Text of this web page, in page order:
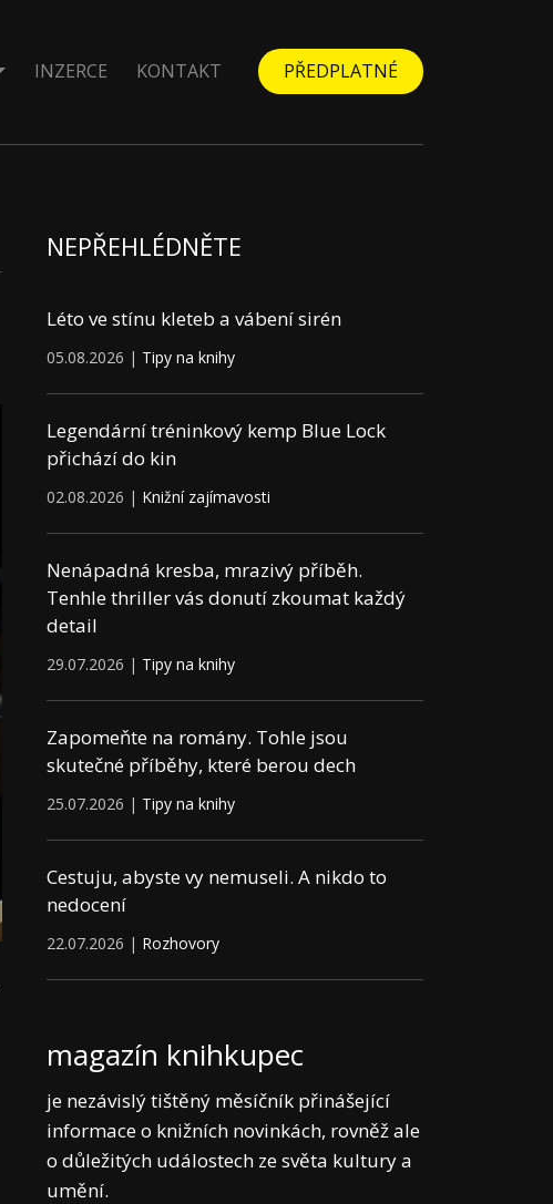
INZERCE KONTAKT PŘEDPLATNÉ
NEPŘEHLÉDNĚTE
Léto ve stínu kleteb a vábení sirén
05.08.2026 | Tipy na knihy
Legendární tréninkový kemp Blue Lock
přichází do kin
02.08.2026 | Knižní zajímavosti
Nenápadná kresba, mrazivý příběh.
Tenhle thriller vás donutí zkoumat každý
detail
29.07.2026 | Tipy na knihy
Zapomeňte na romány. Tohle jsou
skutečné příběhy, které berou dech
25.07.2026 | Tipy na knihy
Cestuju, abyste vy nemuseli. A nikdo to
nedocení
22.07.2026 | Rozhovory
magazín knihkupec
je nezávislý tištěný měsíčník přinášející
informace o knižních novinkách, rovněž ale
o důležitých událostech ze světa kultury a
umění.